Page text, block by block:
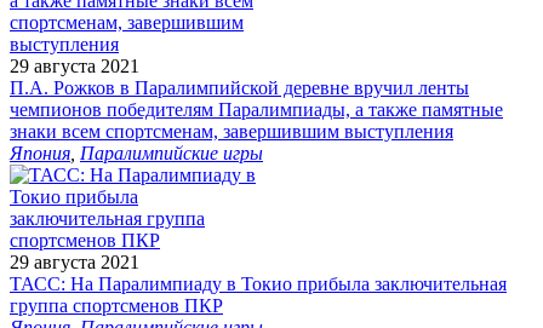
29 августа 2021
П.А. Рожков в Паралимпийской деревне вручил ленты
чемпионов победителям Паралимпиады, а также памятные
знаки всем спортсменам, завершившим выступления
Япония Паралимпийские игры
29 августа 2021
ТАСС: На Паралимпиаду в Токио прибыла заключительная
группа спортсменов ПКР